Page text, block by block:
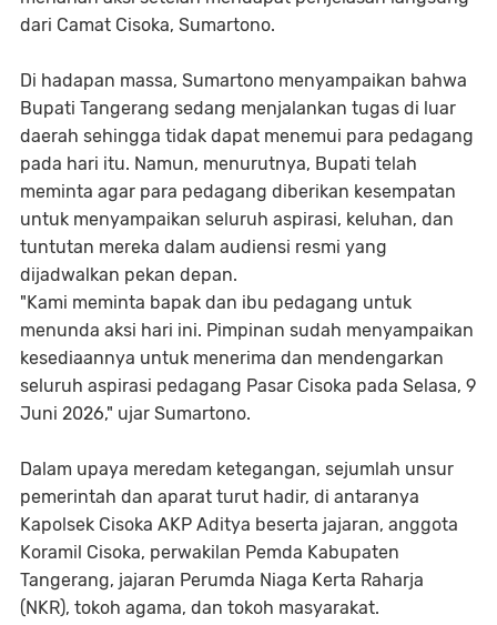
dari Camat Cisoka, Sumartono.
Di hadapan massa, Sumartono menyampaikan bahwa
Bupati Tangerang sedang menjalankan tugas di luar
daerah sehingga tidak dapat menemui para pedagang
pada hari itu. Namun, menurutnya, Bupati telah
meminta agar para pedagang diberikan kesempatan
untuk menyampaikan seluruh aspirasi, keluhan, dan
tuntutan mereka dalam audiensi resmi yang
dijadwalkan pekan depan.
"Kami meminta bapak dan ibu pedagang untuk
menunda aksi hari ini. Pimpinan sudah menyampaikan
kesediaannya untuk menerima dan mendengarkan
seluruh aspirasi pedagang Pasar Cisoka pada Selasa, 9
Juni 2026," ujar Sumartono.
Dalam upaya meredam ketegangan, sejumlah unsur
pemerintah dan aparat turut hadir, di antaranya
Kapolsek Cisoka AKP Aditya beserta jajaran, anggota
Koramil Cisoka, perwakilan Pemda Kabupaten
Tangerang, jajaran Perumda Niaga Kerta Raharja
(NKR), tokoh agama, dan tokoh masyarakat.